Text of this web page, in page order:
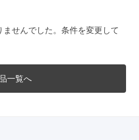
せんでした。条件を変更して
一覧へ